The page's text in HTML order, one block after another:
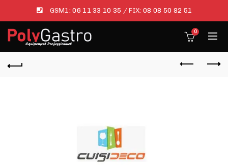
GSM1:06 11 33 10 35 / FIX: 08 08 50 82 51
0